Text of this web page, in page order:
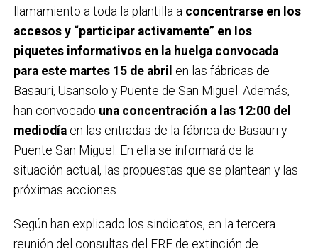
llamamiento a toda la plantilla a concentrarse en los
accesos y “participar activamente” en los
piquetes informativos en la huelga convocada
para este martes 15 de abril en las fábricas de
Basauri, Usansolo y Puente de San Miguel. Además,
han convocado una concentración a las 12:00 del
mediodíaen las entradas de la fábrica de Basauri y
Puente San Miguel. En ella se informará de la
situación actual, las propuestas que se plantean y las
próximas acciones.
Según han explicado los sindicatos, en la tercera
reunión del consultas del ERE de extinción de